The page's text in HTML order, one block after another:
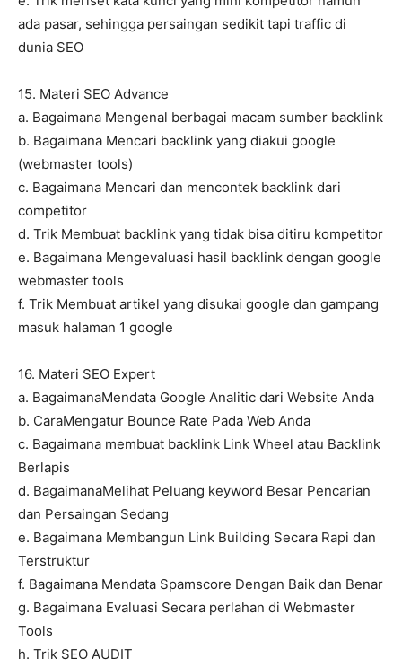
ada pasar, sehingga persaingan sedikit tapi traffic di
dunia SEO
15. Materi SEO Advance
a. Bagaimana Mengenal berbagai macam sumber backlink
b. Bagaimana Mencari backlink yang diakui google
(webmaster tools)
c. Bagaimana Mencari dan mencontek backlink dari
competitor
d. Trik Membuat backlink yang tidak bisa ditiru kompetitor
e. Bagaimana Mengevaluasi hasil backlink dengan google
webmaster tools
f. Trik Membuat artikel yang disukai google dan gampang
masuk halaman 1 google
16. Materi SEO Expert
a. BagaimanaMendata Google Analitic dari Website Anda
b. CaraMengatur Bounce Rate Pada Web Anda
c. Bagaimana membuat backlink Link Wheel atau Backlink
Berlapis
d. BagaimanaMelihat Peluang keyword Besar Pencarian
dan Persaingan Sedang
e. Bagaimana Membangun Link Building Secara Rapi dan
Terstruktur
f. Bagaimana Mendata Spamscore Dengan Baik dan Benar
g. Bagaimana Evaluasi Secara perlahan di Webmaster
Tools
h. Trik SEO AUDIT